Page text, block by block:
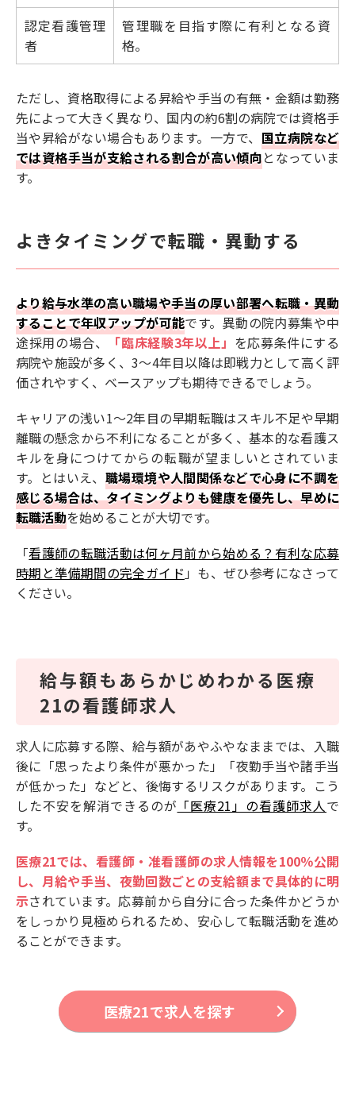
認定看護管理
者
管理職を目指す際に有利となる資
格。
ただし、資格取得による昇給や手当の有無・金額は勤務
先によって大きく異なり、国内の約6割の病院では資格手
当や昇給がない場合もあります。一方で、 国立病院など
では資格手当が支給される割合が高い傾向となっていま
す。
よきタイミングで転職・異動する
より給与水準の高い職場や手当の厚い部署へ転職・異動
することで年収アップが可能です。異動の院内募集や中
途採用の場合、
「臨床経験3年以上」 を応募条件にする
病院や施設が多く、3〜4年目以降は即戦力として高く評
価されやすく、ベースアップも期待できるでしょう。
キャリアの浅い1〜2年目の早期転職はスキル不足や早期
離職の懸念から不利になることが多く、基本的な看護ス
キルを身につけてからの転職が望ましいとされていま
す。とはいえ、 職場環境や人間関係などで心身に不調を
感じる場合は、タイミングよりも健康を優先し、早めに
転職活動を始めることが大切です。
「看護師の転職活動は何ヶ月前から始める？有利な応募
時期と準備期間の完全ガイド 」も、ぜひ参考になさって
ください。
給与額もあらかじめわかる医療
21の看護師求人
求人に応募する際、給与額があやふやなままでは、入職
後に「思ったより条件が悪かった」「夜勤手当や諸手当
が低かった」などと、後悔するリスクがあります。こう
した不安を解消できるのが 「医療21」の看護師求人で
す。
医療21では、看護師・准看護師の求人情報を100％公開
し、月給や手当、夜勤回数ごとの支給額まで具体的に明
示されています。応募前から自分に合った条件かどうか
をしっかり見極められるため、安心して転職活動を進め
ることができます。
医療21で求人を探す